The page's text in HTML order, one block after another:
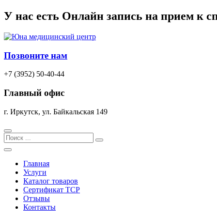
Перейти
к
содержимому
У нас есть Онлайн запись на прием к
Позвоните нам
+7 (3952) 50-40-44
Главный офис
г. Иркутск, ул. Байкальская 149
Search
Главная
Услуги
Каталог товаров
Сертификат TCP
Отзывы
Контакты